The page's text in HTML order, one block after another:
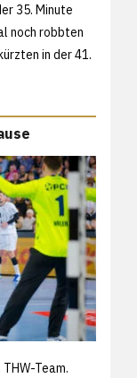
35. Minute
noch robbten
in der 41.
Team.